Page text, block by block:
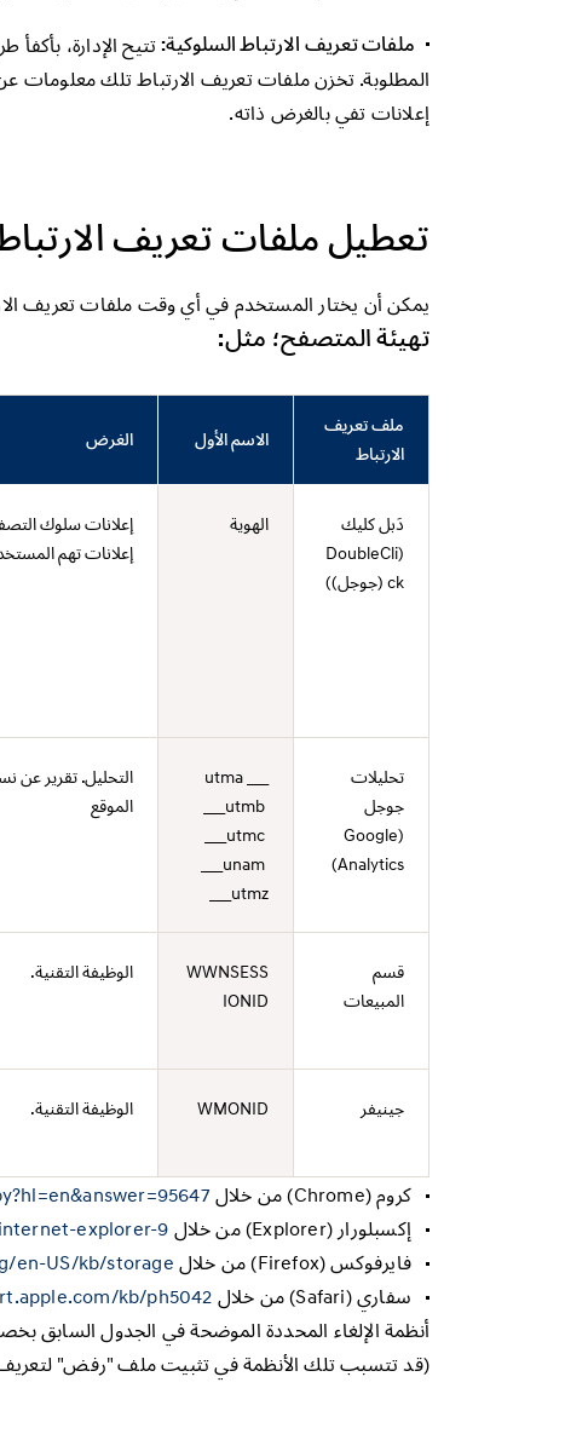
ملفات تعريف الارتباط السلوكية: تتيح الإدارة،
المطلوبة. تخزن ملفات تعريف الارتباط تلك
إعلانات تفي بالغرض ذاته.
تعطيل ملفات تعريف
يمكن أن يختار المستخدم في أي وقت ملفات تعريف
تهيئة المتصفح؛ مثل:
ملف تعريف
الارتباط
الاسم الأول الغرض
دَبل كليك
(DoubleCli
ck (جوجل))
الهوية
إعلانات سلوك
إعلانات تهم
تحليلات
جوجل
(Google
Analytics)
___utma
___utmb
___utmc
___unam
___utmz
التحليل. تقرير عن
الموقع
قسم
المبيعات
WWNSESS
IONID
الوظيفة التقنية.
جينيفر WMONID الوظيفة التقنية.
كروم (Chrome) من خلال
إكسبلورار (Explorer) من خلال
explorer-9
فايرفوكس (Firefox) من خلال
en-US/kb/storage
سفاري (Safari) من خلال
kb/ph5042
أنظمة الإلغاء المحددة الموضحة في الجدول السابق
(قد تتسبب تلك الأنظمة في تثبيت ملف "رفض" لتعريف